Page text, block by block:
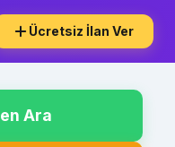
Ücretsiz İlan Ver
Ara